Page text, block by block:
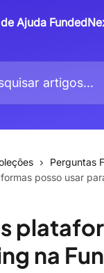
Perguntas
posso usar
na